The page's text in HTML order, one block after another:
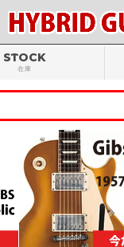
STOCK
在庫